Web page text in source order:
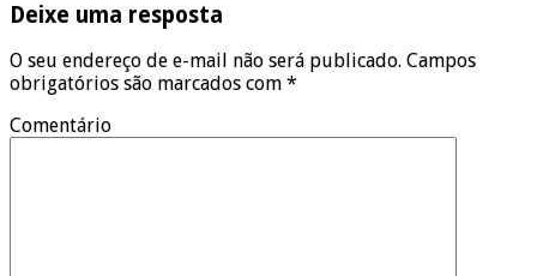
Deixe uma resposta
O seu endereço de e-mail não será publicado. Campos
obrigatórios são marcados com *
Comentário